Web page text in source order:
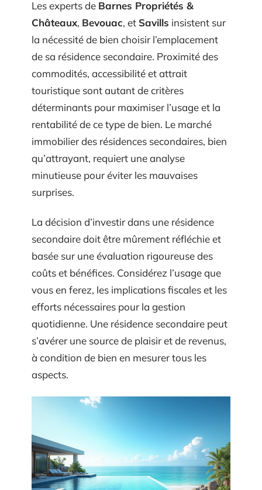
Les experts de Barnes Propriétés &
Châteaux, Bevouac, et Savills insistent sur
la nécessité de bien choisir l’emplacement
de sa résidence secondaire. Proximité des
commodités, accessibilité et attrait
touristique sont autant de critères
déterminants pour maximiser l’usage et la
rentabilité de ce type de bien. Le marché
immobilier des résidences secondaires, bien
qu’attrayant, requiert une analyse
minutieuse pour éviter les mauvaises
surprises.
La décision d’investir dans une résidence
secondaire doit être mûrement réfléchie et
basée sur une évaluation rigoureuse des
coûts et bénéfices. Considérez l’usage que
vous en ferez, les implications fiscales et les
efforts nécessaires pour la gestion
quotidienne. Une résidence secondaire peut
s’avérer une source de plaisir et de revenus,
à condition de bien en mesurer tous les
aspects.